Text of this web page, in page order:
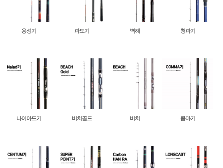
용성기 파도기 벽해 청파기
나이아드기 비치골드 비치 콤마기